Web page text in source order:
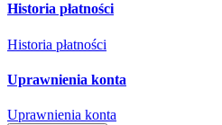
Historia płatności
Historia płatności
Uprawnienia konta
Uprawnienia konta